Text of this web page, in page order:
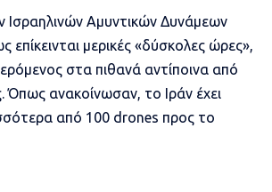
Αμυντικών Δυνάμεων
επίκεινται μερικές «δύσκολες ώρες»,
στα πιθανά αντίποινα από
Όπως ανακοίνωσαν, το Ιράν έχει
από 100 drones προς το